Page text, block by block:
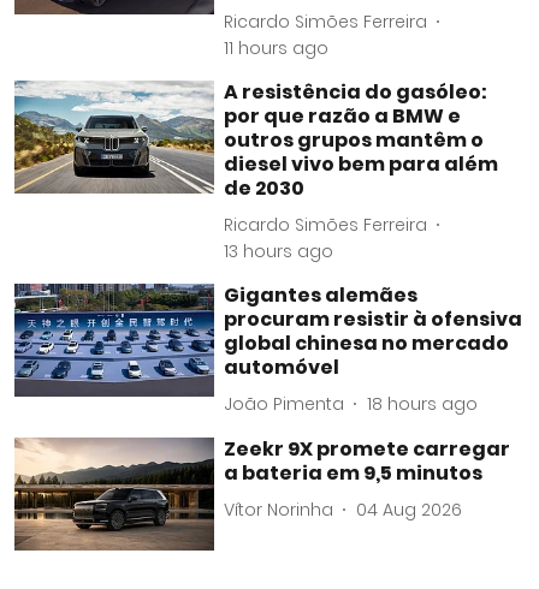
Ricardo Simões Ferreira
11 hours ago
A resistência do gasóleo:
por que razão a BMW e
outros grupos mantêm o
diesel vivo bem para além
de 2030
Ricardo Simões Ferreira
13 hours ago
Gigantes alemães
procuram resistir à ofensiva
global chinesa no mercado
automóvel
João Pimenta 18 hours ago
Zeekr 9X promete carregar
a bateria em 9,5 minutos
Vítor Norinha 04 Aug 2026